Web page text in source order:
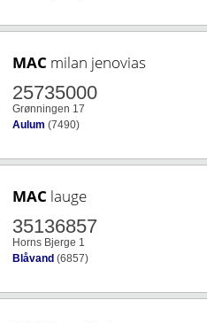
MAC milan jenovias
25735000
Grønningen 17
Aulum (7490)
MAC lauge
35136857
Horns Bjerge 1
Blåvand (6857)